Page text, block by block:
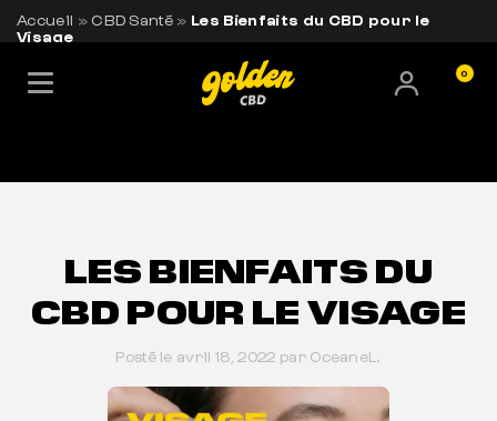
Accueil »CBD Santé » Les Bienfaits du CBD pour le
Visage
0
LIVRAISON OFFERTE EN FRANCE
BESOIN DE CONSEILS ? +33 7 56 93 14 20
LES BIENFAITS DU
CBD POUR LE VISAGE
Posté le avril 18, 2022 par OceaneL.